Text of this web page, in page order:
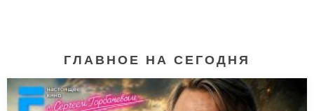
ГЛАВНОЕ НА СЕГОДНЯ